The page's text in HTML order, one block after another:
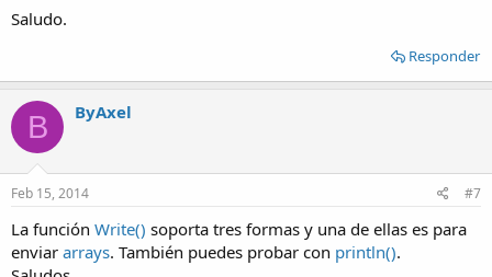
Saludo.
Responder
B ByAxel
Feb 15, 2014 #7
La función Write() soporta tres formas y una de ellas es para
enviar arrays. También puedes probar con println().